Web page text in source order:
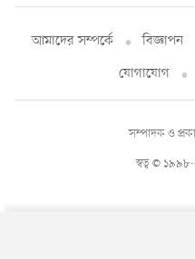
আমাদের সম্পর্কে বিজ্ঞাপন
যোগাযোগ
স্বত্ব ©
সম্পাদক ও